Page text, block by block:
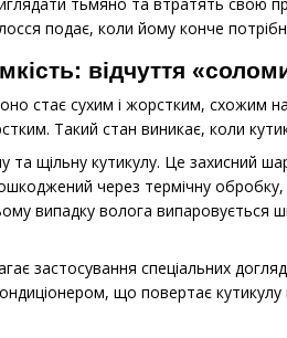
подає, коли йому конче
відчуття
стає сухим і жорстким, схожим
Такий стан виникає, коли
та щільну кутикулу. Це захисний
через термічну
випадку волога випаровується
застосування спеціальних
що повертає